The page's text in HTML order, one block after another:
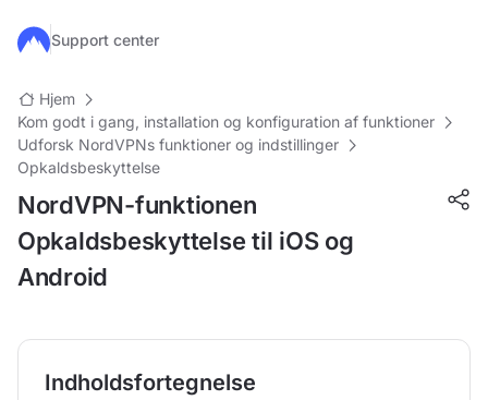
Gå til hovedindhold
Support center
Hjem
Kom godt i gang, installation og konfiguration af funktioner
Udforsk NordVPNs funktioner og indstillinger
Opkaldsbeskyttelse
NordVPN-funktionen
Opkaldsbeskyttelse til iOS og
Android
Indholdsfortegnelse